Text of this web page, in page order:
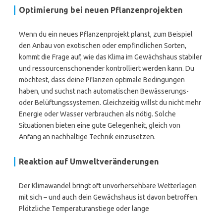
Optimierung bei neuen Pflanzenprojekten
Wenn du ein neues Pflanzenprojekt planst, zum Beispiel
den Anbau von exotischen oder empfindlichen Sorten,
kommt die Frage auf, wie das Klima im Gewächshaus stabiler
und ressourcenschonender kontrolliert werden kann. Du
möchtest, dass deine Pflanzen optimale Bedingungen
haben, und suchst nach automatischen Bewässerungs-
oder Belüftungssystemen. Gleichzeitig willst du nicht mehr
Energie oder Wasser verbrauchen als nötig. Solche
Situationen bieten eine gute Gelegenheit, gleich von
Anfang an nachhaltige Technik einzusetzen.
Reaktion auf Umweltveränderungen
Der Klimawandel bringt oft unvorhersehbare Wetterlagen
mit sich – und auch dein Gewächshaus ist davon betroffen.
Plötzliche Temperaturanstiege oder lange